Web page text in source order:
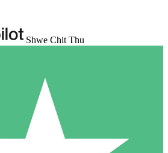
Shwe Chit Thu